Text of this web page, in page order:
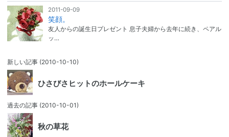
2011-09-09
笑顔。
友人からの誕生日プレゼント 息子夫婦から去年に続き、ペアル
ッ…
新しい記事 (2010-10-10)
ひさびさヒットのホールケーキ
過去の記事 (2010-10-01)
秋の草花